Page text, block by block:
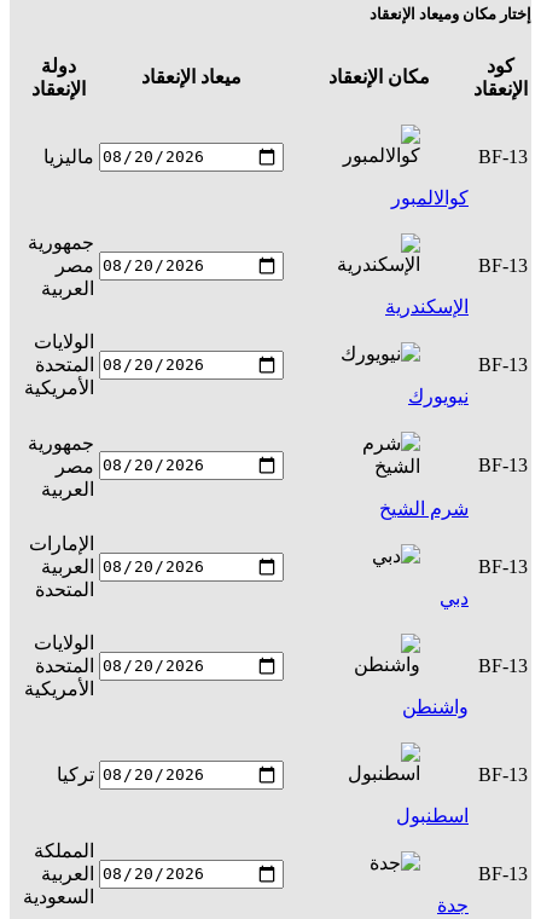
إختار مكان وميعاد الإنعقاد
كود
الإنعقاد
مكان الإنعقاد ميعاد الإنعقاد
دولة
الإنعقاد
BF-13
كوالالمبور
ماليزيا
BF-13
الإسكندرية
جمهورية
مصر
العربية
BF-13
نيويورك
الولايات
المتحدة
الأمريكية
BF-13
شرم الشيخ
جمهورية
مصر
العربية
BF-13
دبي
الإمارات
العربية
المتحدة
BF-13
واشنطن
الولايات
المتحدة
الأمريكية
BF-13
اسطنبول
تركيا
BF-13
جدة
المملكة
العربية
السعودية